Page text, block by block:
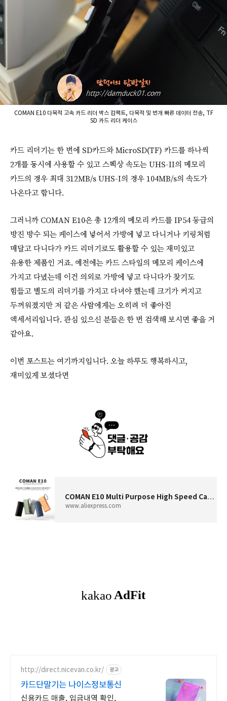
COMAN E10 다목적 고속 카드 리더 박스 컴팩트, 다목적 및 번개 빠른 데이터 전송, TF
SD 카드 리더 케이스
카드 리더기는 한 번에 SD카드와 MicroSD(TF) 카드를 하나씩
2개를 동시에 사용할 수 있고 스펙상 속도는 UHS-II의 메모리
카드의 경우 최대 312MB/s UHS-I의 경우 104MB/s의 속도가
나온다고 합니다.
그러니까 COMAN E10은 총 12개의 메모리 카드를 IP54 등급의
방진 방수 되는 케이스에 넣어서 가방에 넣고 다니거나 키링처럼
매달고 다니다가 카드 리더기로도 활용할 수 있는 재미있고
유용한 제품인 거죠. 예전에는 카드 스타일의 메모리 케이스에
가지고 다녔는데 이건 의외로 가방에 넣고 다니다가 찾기도
힘들고 별도의 리더기를 가지고 다녀야 했는데 크기가 커지고
두꺼워졌지만 저 같은 사람에게는 오히려 더 좋아진
액세서리입니다. 관심 있으신 분들은 한 번 검색해 보시면 좋을 거
같아요.
이번 포스트는 여기까지입니다. 오늘 하루도 행복하시고,
재미있게 보셨다면
COMAN E10 Multi Purpose High Speed Card Reader Box Compact Versatile and Lightning Fast Data Transfers TF SD Card Reader Case -
www.aliexpress.com
http://direct.nicevan.co.kr/ 광고
카드단말기는 나이스정보통신
신용카드 매출, 입금내역 확인,